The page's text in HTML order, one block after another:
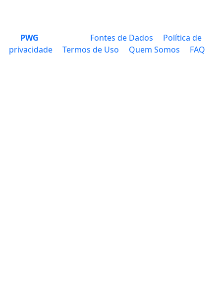
PWG Fontes de Dados
Política de
privacidade
Termos de Uso Quem Somos FAQ